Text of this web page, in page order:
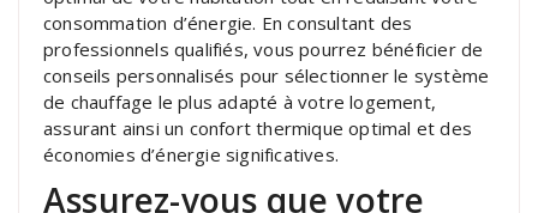
consommation d’énergie. En consultant des
professionnels qualifiés, vous pourrez bénéficier de
conseils personnalisés pour sélectionner le système
de chauffage le plus adapté à votre logement,
assurant ainsi un confort thermique optimal et des
économies d’énergie significatives.
Assurez-vous que votre